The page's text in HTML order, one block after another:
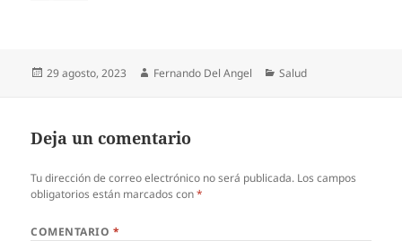
Publicado
29 agosto, 2023 Autor
Fernando Del Angel Categorías
Salud
Deja un comentario
Tu dirección de correo electrónico no será publicada. Los campos
obligatorios están marcados con*
COMENTARIO *